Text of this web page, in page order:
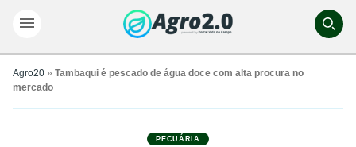
Agro20 » Tambaqui é pescado de água doce com alta procura no
mercado
PECUÁRIA